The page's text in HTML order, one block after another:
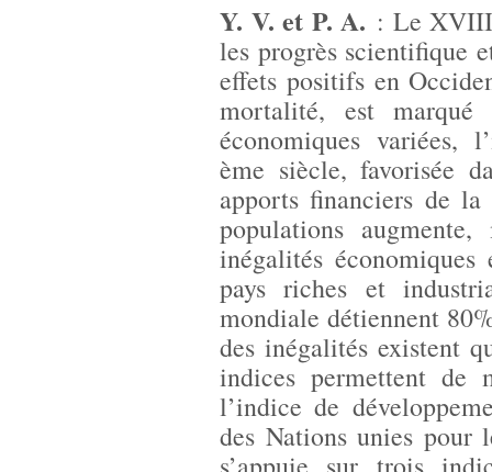
Y. V. et P. A. : Le
les progrès scientifique
effets positifs en
mortalité, est marqué
économiques variées,
ème siècle, favorisée
apports financiers de
populations
inégalités
pays riches et
mondiale détiennent
des inégalités existent
indices permettent de
l’indice de
des Nations unies pour